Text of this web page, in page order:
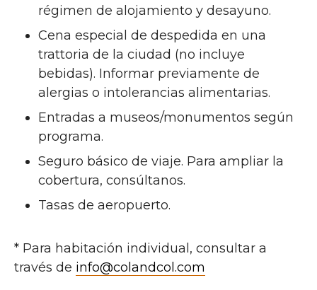
régimen de alojamiento y desayuno.
Cena especial de despedida en una
trattoria de la ciudad (no incluye
bebidas). Informar previamente de
alergias o intolerancias alimentarias.
Entradas a museos/monumentos según
programa.
Seguro básico de viaje. Para ampliar la
cobertura, consúltanos.
Tasas de aeropuerto.
* Para habitación individual, consultar a
través de info@colandcol.com